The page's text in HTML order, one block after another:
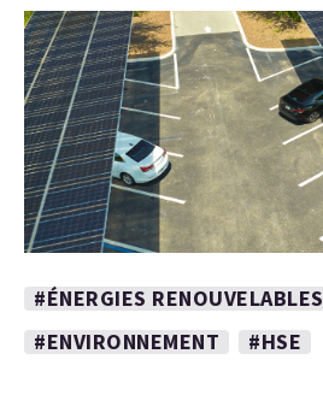
#ÉNERGIES RENOUVELABLES
#ENVIRONNEMENT
#HSE